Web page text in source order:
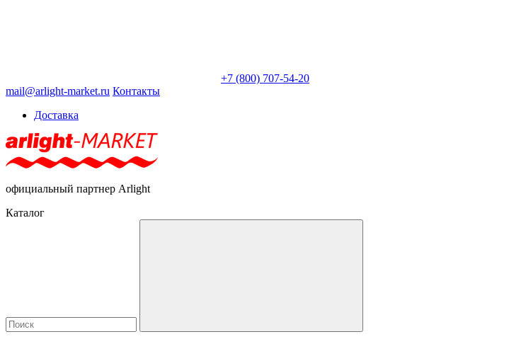
+7 (800) 707-54-20
mail@arlight-market.ru Контакты
Доставка
официальный партнер Arlight
Каталог